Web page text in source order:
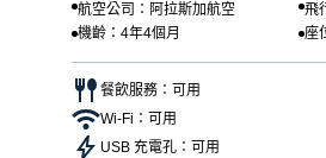
航空公司：阿拉斯加航空
飛
機齡：4年4個月
座
餐飲服務：可用
Wi-Fi：可用
USB 充電孔：可用